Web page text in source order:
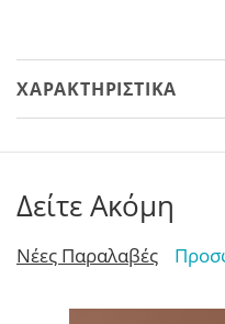
ΧΑΡΑΚΤΗΡΙΣΤΙΚΆ
Δείτε Ακόμη
Νέες Παραλαβές